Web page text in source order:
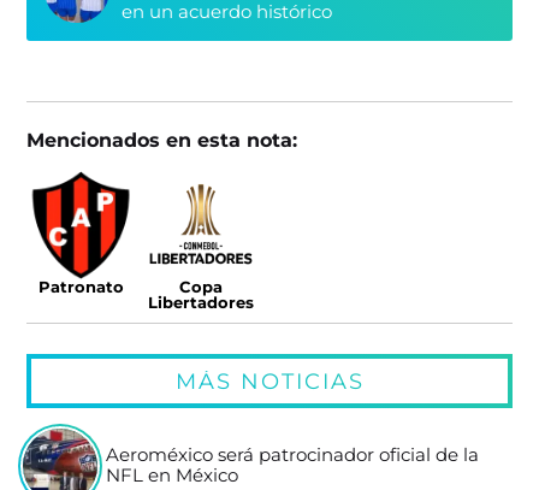
en un acuerdo histórico
Mencionados en esta nota:
Patronato
Copa
Libertadores
MÁS NOTICIAS
Aeroméxico será patrocinador oficial de la
NFL en México